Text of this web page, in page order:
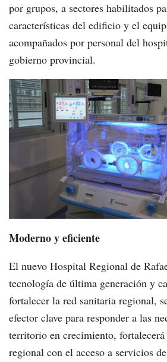
por grupos, a sectores habilitados
características del edificio y el
acompañados por personal del
gobierno provincial.
Moderno y eficiente
El nuevo Hospital Regional de
tecnología de última generación y
fortalecer la red sanitaria regional,
efector clave para responder a las
territorio en crecimiento,
regional con el acceso a servicios